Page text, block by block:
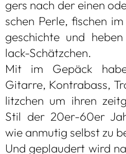
gers nach der einen
schen Perle, fischen
ge­schichte und
lack-Schätz­chen.
Mit im Gepäck
Gitarre, Kon­tra­bass,
litz­chen um ihren
Stil der 20er-60er
wie anmu­tig selbst zu
Und geplau­dert wird